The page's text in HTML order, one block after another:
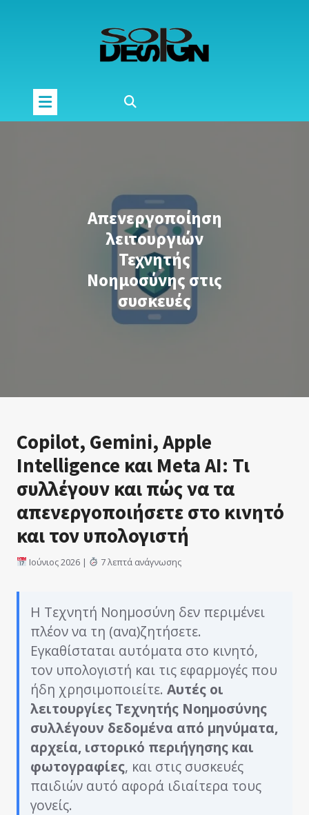
Απενεργοποίηση
λειτουργιών
Τεχνητής
Νοημοσύνης στις
συσκευές
Copilot, Gemini, Apple
Intelligence και Meta AI: Τι
συλλέγουν και πώς να τα
απενεργοποιήσετε στο κινητό
και τον υπολογιστή
Ιούνιος 2026 | 7 λεπτά ανάγνωσης
Η Τεχνητή Νοημοσύνη δεν περιμένει
πλέον να τη (ανα)ζητήσετε.
Εγκαθίσταται αυτόματα στο κινητό,
τον υπολογιστή και τις εφαρμογές που
ήδη χρησιμοποιείτε. Αυτές οι
λειτουργίες Τεχνητής Νοημοσύνης
συλλέγουν δεδομένα από μηνύματα,
αρχεία, ιστορικό περιήγησης και
φωτογραφίες, και στις συσκευές
παιδιών αυτό αφορά ιδιαίτερα τους
γονείς.